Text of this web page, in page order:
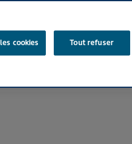
cookies Tout refuser